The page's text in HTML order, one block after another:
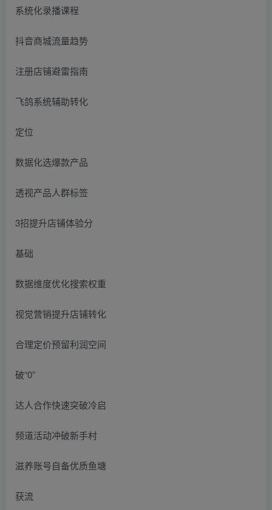
系统化录播课程
抖音商城流量趋势
注册店铺避雷指南
飞鸽系统辅助转化
定位
数据化选爆款产品
透视产品人群标签
3招提升店铺体验分
基础
数据维度优化搜索权重
视觉营销提升店铺转化
合理定价预留利润空间
破“0”
达人合作快速突破冷启
频道活动冲破新手村
滋养账号自备优质鱼塘
获流